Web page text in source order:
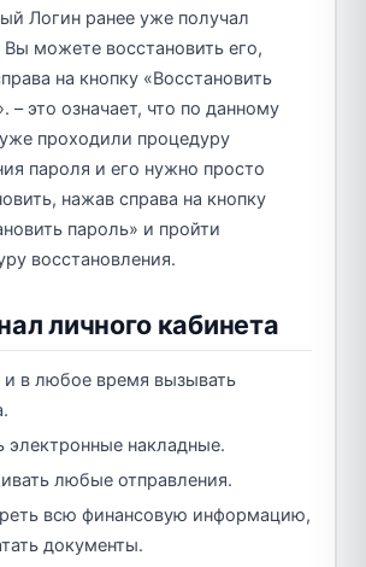
Логин ранее уже получал
Вы можете восстановить его,
на кнопку «Восстановить
– это означает, что по данному
проходили процедуру
пароля и его нужно просто
нажав справа на кнопку
пароль» и пройти
восстановления.
личного кабинета
в любое время вызывать
электронные накладные.
любые отправления.
всю финансовую информацию,
документы.